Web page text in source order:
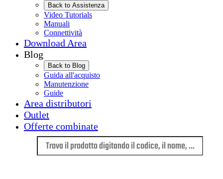
Back to Assistenza
Video Tutorials
Manuali
Connettività
Download Area
Blog
Back to Blog
Guida all'acquisto
Manutenzione
Guide
Area distributori
Outlet
Offerte combinate